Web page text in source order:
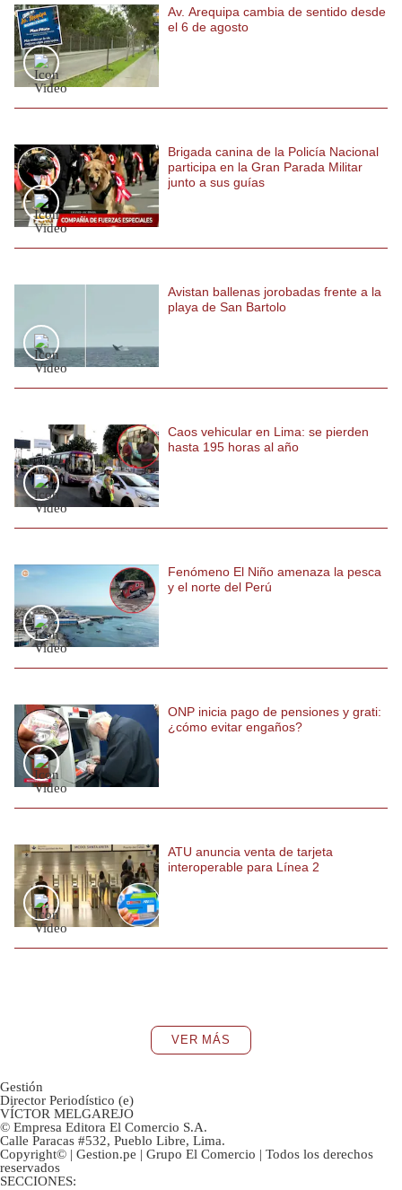
Politica
De
Cookies
Preguntas
Frecuentes
Av. Arequipa cambia de sentido desde
el 6 de agosto
Brigada canina de la Policía Nacional
participa en la Gran Parada Militar
junto a sus guías
Avistan ballenas jorobadas frente a la
playa de San Bartolo
Caos vehicular en Lima: se pierden
hasta 195 horas al año
Fenómeno El Niño amenaza la pesca
y el norte del Perú
ONP inicia pago de pensiones y grati:
¿cómo evitar engaños?
ATU anuncia venta de tarjeta
interoperable para Línea 2
VER MÁS
Gestión
Director Periodístico (e)
VÍCTOR MELGAREJO
© Empresa Editora El Comercio S.A.
Calle Paracas #532, Pueblo Libre, Lima.
Copyright© | Gestion.pe | Grupo El Comercio | Todos los derechos
reservados
SECCIONES: